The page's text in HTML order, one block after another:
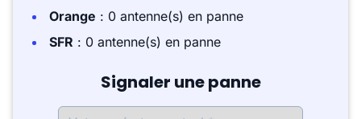
Orange : 0 antenne(s) en panne
SFR : 0 antenne(s) en panne
Signaler une panne